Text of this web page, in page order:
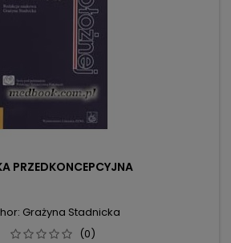
PRZEDKONCEPCYJNA
Grażyna Stadnicka
(0)